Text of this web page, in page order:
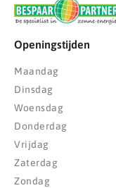
Openingstijden
Maandag
Dinsdag
Woensdag
Donderdag
Vrijdag
Zaterdag
Zondag